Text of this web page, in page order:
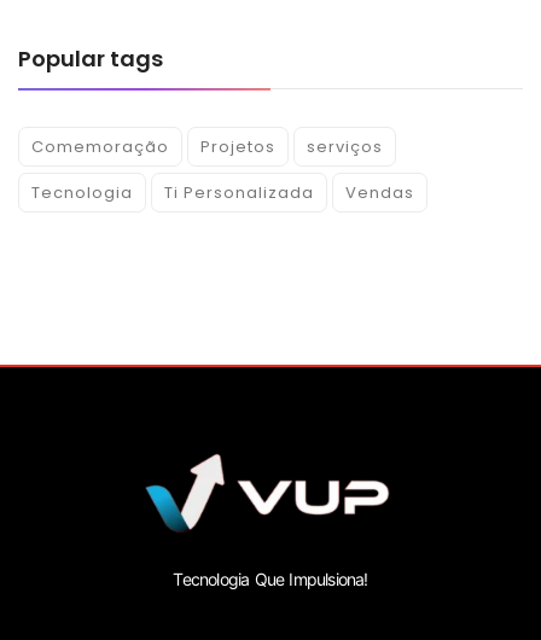
Popular tags
Comemoração Projetos
serviços
Tecnologia
Ti Personalizada Vendas
Tecnologia Que Impulsiona!